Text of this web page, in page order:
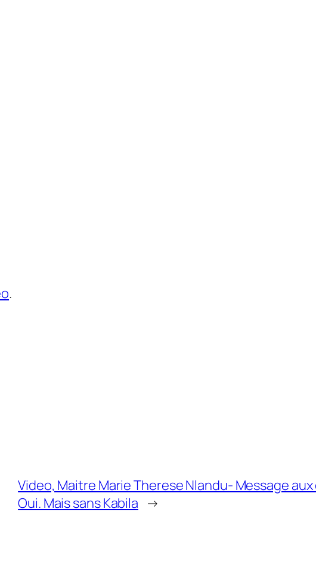
.
Video, Maitre Marie Therese Nlandu- Message aux
Oui. Mais sans Kabila →